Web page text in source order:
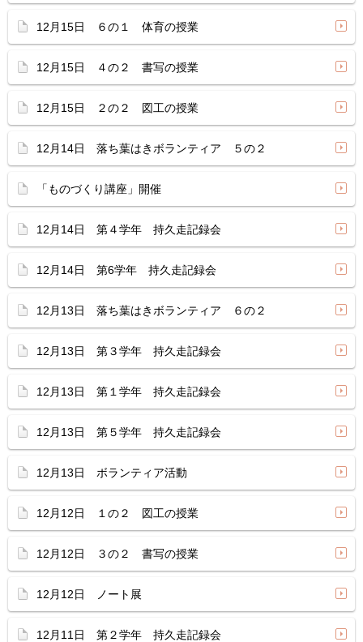
12月15日 ６の１ 体育の授業
12月15日 ４の２ 書写の授業
12月15日 ２の２ 図工の授業
12月14日 落ち葉はきボランティア ５の２
「ものづくり講座」開催
12月14日 第４学年 持久走記録会
12月14日 第6学年 持久走記録会
12月13日 落ち葉はきボランティア ６の２
12月13日 第３学年 持久走記録会
12月13日 第１学年 持久走記録会
12月13日 第５学年 持久走記録会
12月13日 ボランティア活動
12月12日 １の２ 図工の授業
12月12日 ３の２ 書写の授業
12月12日 ノート展
12月11日 第２学年 持久走記録会